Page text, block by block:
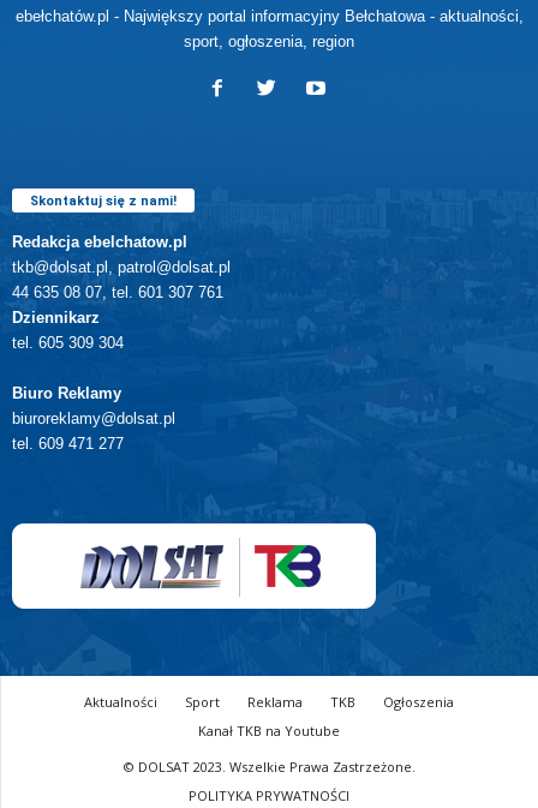
ebełchatów.pl - Największy portal informacyjny Bełchatowa - aktualności,
sport, ogłoszenia, region
Skontaktuj się z nami!
Redakcja ebelchatow.pl
tkb@dolsat.pl, patrol@dolsat.pl
44 635 08 07, tel. 601 307 761
Dziennikarz
tel. 605 309 304
Biuro Reklamy
biuroreklamy@dolsat.pl
tel. 609 471 277
Aktualności Sport Reklama TKB
Ogłoszenia
Kanał TKB na Youtube
© DOLSAT 2023. Wszelkie Prawa Zastrzeżone.
POLITYKA PRYWATNOŚCI